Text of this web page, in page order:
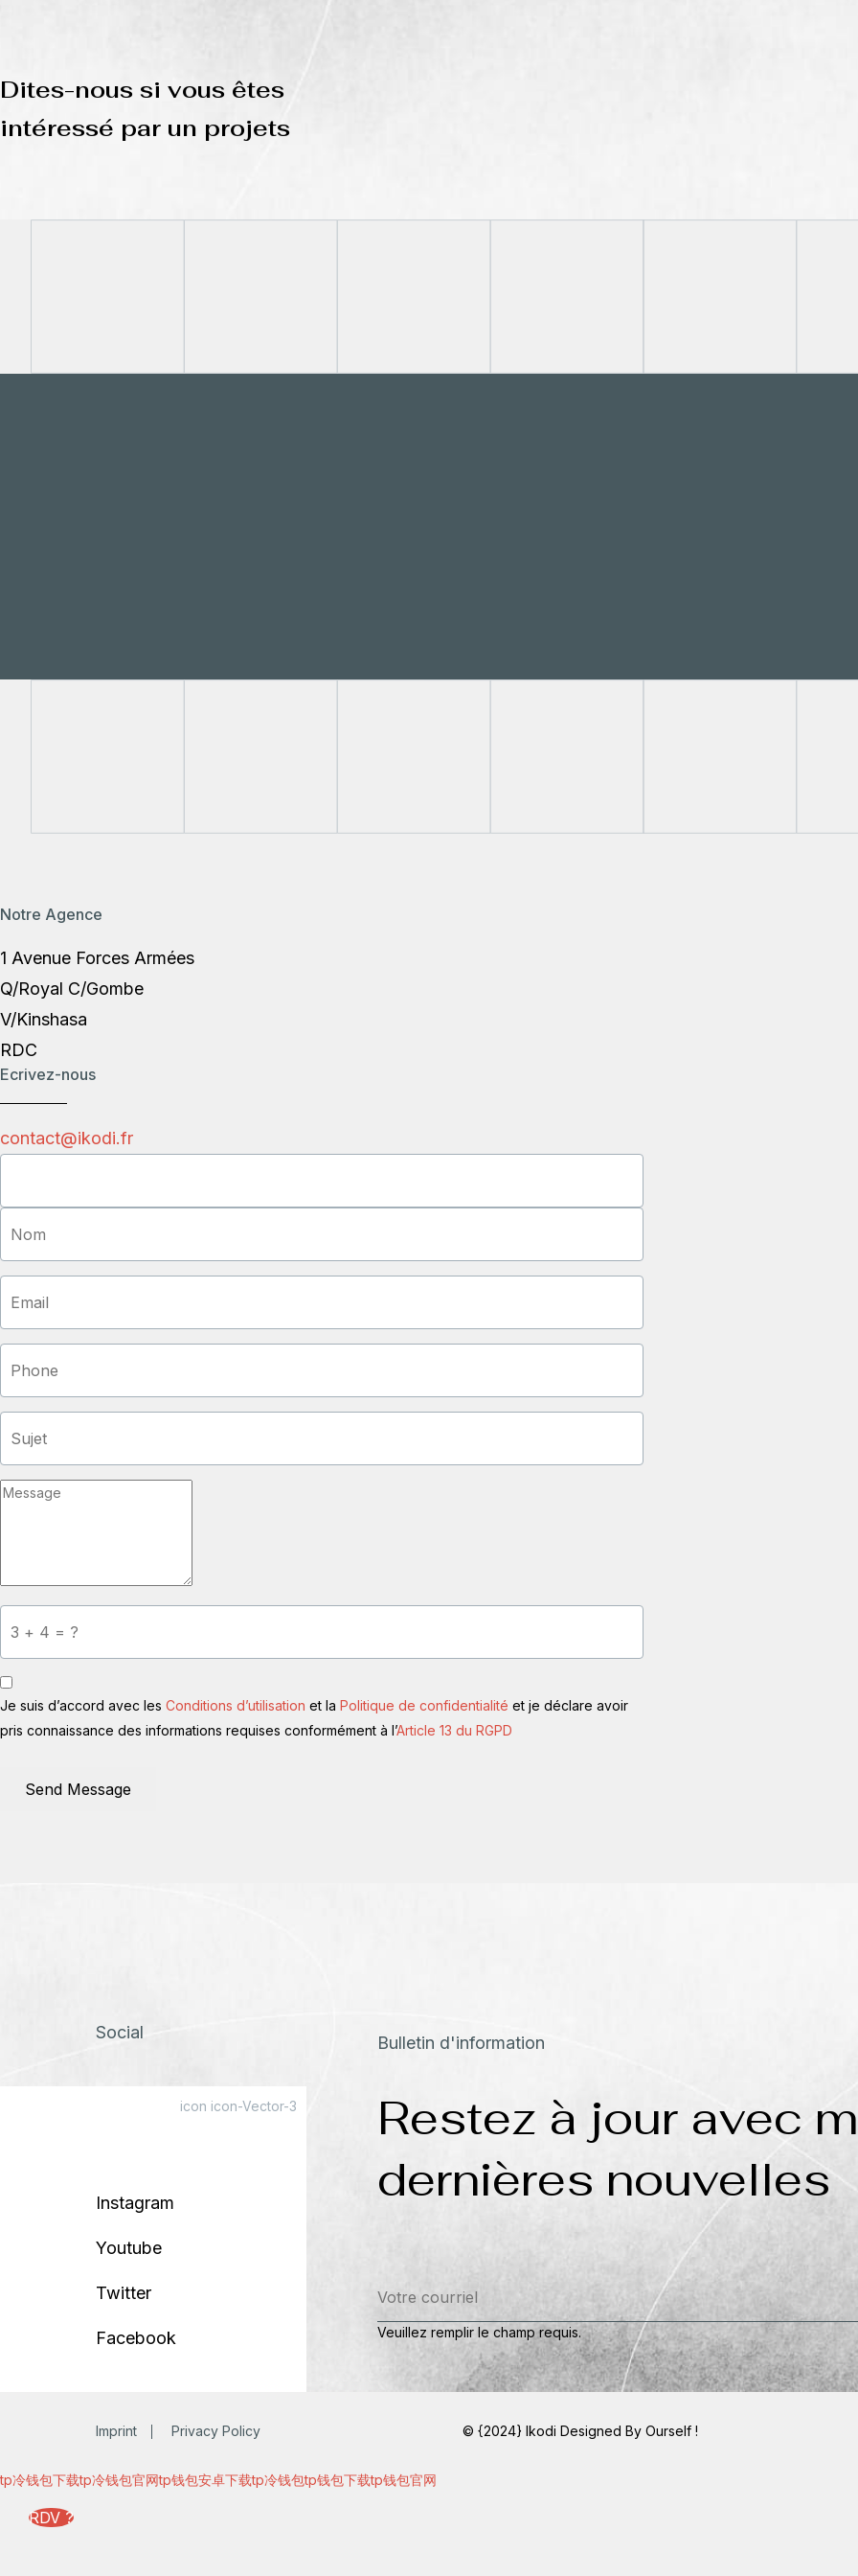
Dites-nous si vous êtes
intéressé par un projets
RDV ?
Notre Agence
1 Avenue Forces Armées
Q/Royal C/Gombe
V/Kinshasa
RDC
Ecrivez-nous
contact@ikodi.fr
Je suis d’accord avec les Conditions d’utilisation et la Politique de confidentialité et je déclare avoir
pris connaissance des informations requises conformément à l’Article 13 du RGPD
Send Message
Social
icon icon-Vector-3
Instagram
Youtube
Twitter
Facebook
Bulletin d'information
Restez à jour avec
dernières nouvelles
Veuillez remplir le champ requis.
Imprint Privacy Policy © {2024} Ikodi Designed By Ourself !
tp冷钱包下载tp冷钱包官网tp钱包安卓下载tp冷钱包tp钱包下载tp钱包官网